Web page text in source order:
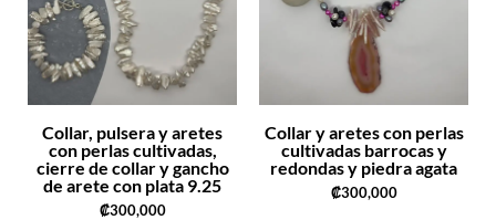
Collar, pulsera y aretes
con perlas cultivadas,
cierre de collar y gancho
de arete con plata 9.25
₡300,000
Collar y aretes con perlas
cultivadas barrocas y
redondas y piedra agata
₡300,000